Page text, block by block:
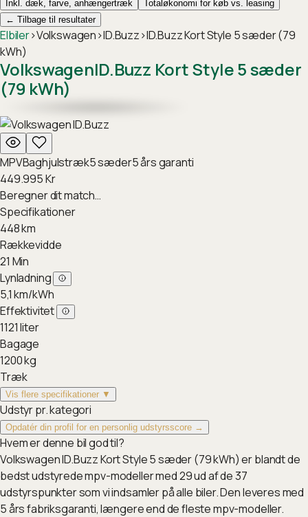
Inkl. dæk, farve, anhængertræk
Totaløkonomi for køb vs. leasing
← Tilbage til resultater
Elbiler›Volkswagen›ID.Buzz›ID.Buzz Kort Style 5 sæder (79
kWh)
VolkswagenID.Buzz Kort Style 5 sæder
(79 kWh)
MPVBaghjulstræk5sæder5års garanti
449.995Kr
Beregner dit match…
Specifikationer
448km
Rækkevidde
21 Min
Lynladning
5,1km/kWh
Effektivitet
1121liter
Bagage
1200kg
Træk
Vis flere specifikationer ▼
Udstyr pr. kategori
Opdatér din profil for en personlig udstyrsscore →
Hvem er denne bil god til?
Volkswagen ID.Buzz Kort Style 5 sæder (79 kWh) er blandt de
bedst udstyrede mpv-modeller med 29 ud af de 37
udstyrspunkter som vi indsamler på alle biler. Den leveres med
5 års fabriksgaranti, længere end de fleste mpv-modeller.